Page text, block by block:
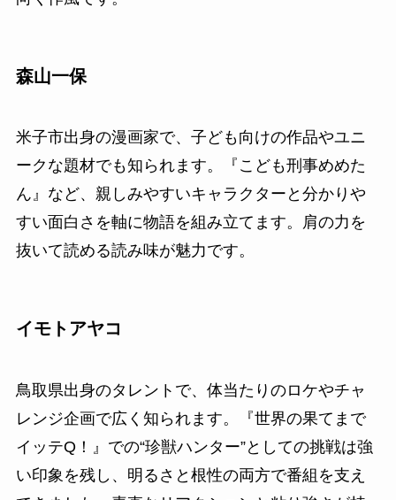
森山一保
米子市出身の漫画家で、子ども向けの作品やユニ
ークな題材でも知られます。『こども刑事めめた
ん』など、親しみやすいキャラクターと分かりや
すい面白さを軸に物語を組み立てます。肩の力を
抜いて読める読み味が魅力です。
イモトアヤコ
鳥取県出身のタレントで、体当たりのロケやチャ
レンジ企画で広く知られます。『世界の果てまで
イッテQ！』での“珍獣ハンター”としての挑戦は強
い印象を残し、明るさと根性の両方で番組を支え